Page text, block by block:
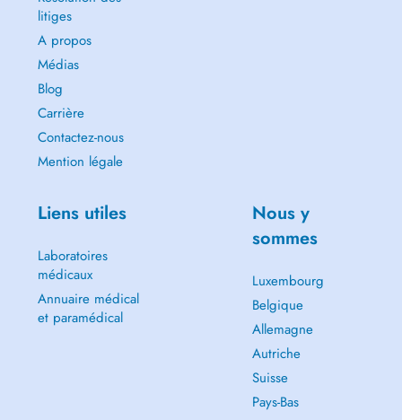
litiges
A propos
Médias
Blog
Carrière
Contactez-nous
Mention légale
Liens utiles
Laboratoires
médicaux
Annuaire médical
et paramédical
Nous y
sommes
Luxembourg
Belgique
Allemagne
Autriche
Suisse
Pays-Bas